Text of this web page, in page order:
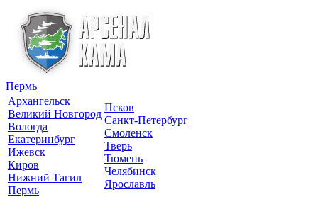
Пермь
Архангельск
Великий Новгород
Вологда
Екатеринбург
Ижевск
Киров
Нижний Тагил
Пермь
Псков
Санкт-Петербург
Смоленск
Тверь
Тюмень
Челябинск
Ярославль